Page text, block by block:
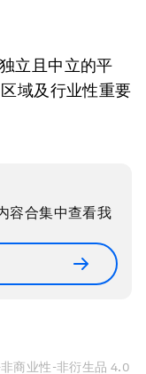
立且中立的平
域及行业性重要
容合集中查看我
商业性-非衍生品 4.0